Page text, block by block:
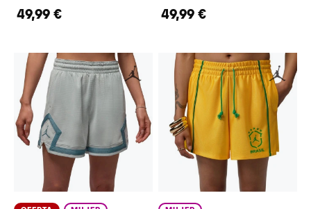
49,99 € 49,99 €